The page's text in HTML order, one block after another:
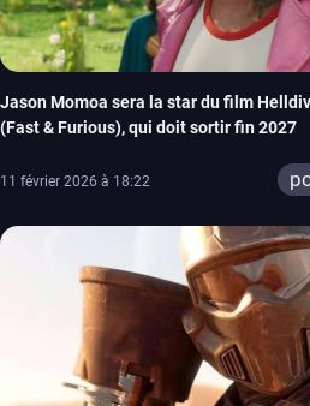
Jason Momoa sera la star du film
(Fast & Furious), qui doit sortir fin 2027
11 février 2026 à 18:22